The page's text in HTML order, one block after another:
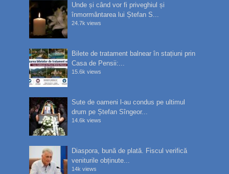
Unde și când vor fi priveghiul și
înmormântarea lui Ștefan S...
24.7k views
Bilete de tratament balnear în stațiuni prin
Casa de Pensii:...
15.6k views
Sute de oameni l-au condus pe ultimul
drum pe Ștefan Sîngeor...
14.6k views
Diaspora, bună de plată. Fiscul verifică
veniturile obținute...
14k views